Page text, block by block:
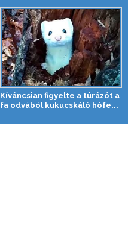
Kíváncsian figyelte a túrázót a
fa odvából kukucskáló hófe...